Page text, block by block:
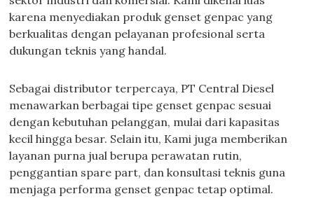
karena menyediakan produk genset genpac yang
berkualitas dengan pelayanan profesional serta
dukungan teknis yang handal.
Sebagai distributor terpercaya, PT Central Diesel
menawarkan berbagai tipe genset genpac sesuai
dengan kebutuhan pelanggan, mulai dari kapasitas
kecil hingga besar. Selain itu, Kami juga memberikan
layanan purna jual berupa perawatan rutin,
penggantian spare part, dan konsultasi teknis guna
menjaga performa genset genpac tetap optimal.